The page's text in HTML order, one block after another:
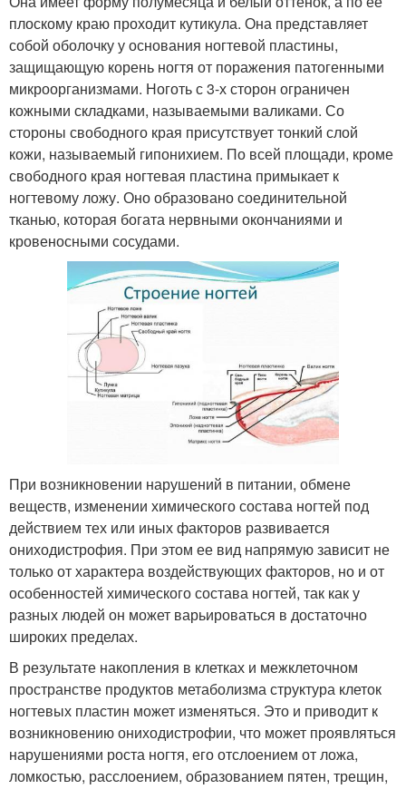
плоскому краю проходит кутикула. Она представляет
собой оболочку у основания ногтевой пластины,
защищающую корень ногтя от поражения патогенными
микроорганизмами. Ноготь с 3-х сторон ограничен
кожными складками, называемыми валиками. Со
стороны свободного края присутствует тонкий слой
кожи, называемый гипонихием. По всей площади, кроме
свободного края ногтевая пластина примыкает к
ногтевому ложу. Оно образовано соединительной
тканью, которая богата нервными окончаниями и
кровеносными сосудами.
При возникновении нарушений в питании, обмене
веществ, изменении химического состава ногтей под
действием тех или иных факторов развивается
ониходистрофия. При этом ее вид напрямую зависит не
только от характера воздействующих факторов, но и от
особенностей химического состава ногтей, так как у
разных людей он может варьироваться в достаточно
широких пределах.
В результате накопления в клетках и межклеточном
пространстве продуктов метаболизма структура клеток
ногтевых пластин может изменяться. Это и приводит к
возникновению ониходистрофии, что может проявляться
нарушениями роста ногтя, его отслоением от ложа,
ломкостью, расслоением, образованием пятен, трещин,